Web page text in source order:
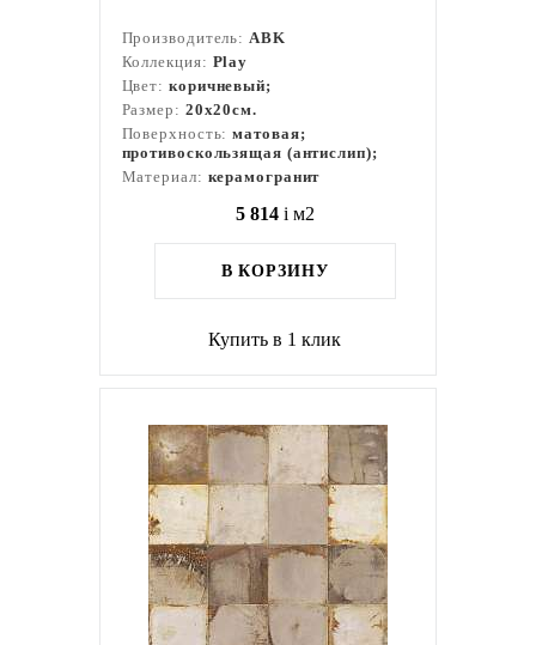
Производитель:ABK
Коллекция: Play
Цвет: коричневый;
Размер: 20x20см.
Поверхность:матовая;
противоскользящая (антислип);
Материал: керамогранит
5 814 i м2
В КОРЗИНУ
Купить в 1 клик